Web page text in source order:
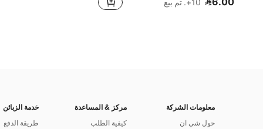
10+. تم بيع
معلومات الشركة
حول شي ان
مركز & المساعدة
كيفية الطلب
خدمة الزبائن
طريقة الدفع